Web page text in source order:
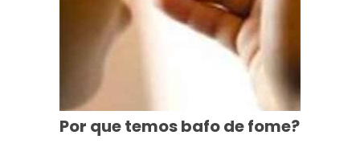
Por que temos bafo de fome?